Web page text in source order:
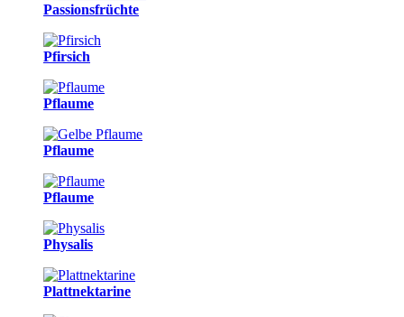
Passionsfrüchte
Pfirsich
Pflaume
Pflaume
Pflaume
Physalis
Plattnektarine